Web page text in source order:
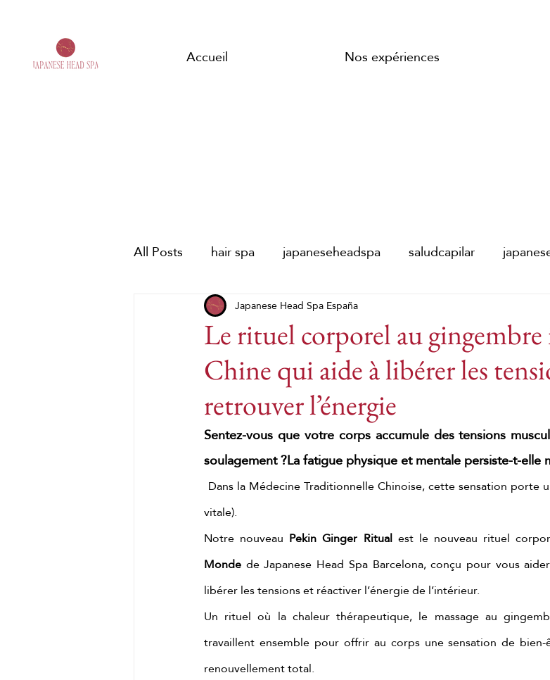
Accueil Nos expériences
All Posts hair spa japaneseheadspa saludcapilar
spa capilar japonés HEAD SPA PARIS
massage crânien japonais bien-être japonais Massages au
Massages du monde Massage corporel au gingembre
Massage chinois au gingembre Rituel au gingembre de Pékin
Massages du monde Kyoto matcha ritual Massage relaxant
Massage complet du corps Soin corporel au matcha
Massage matcha masaje de chocolate ritual de chocolate y
Le rituel corporel au gingembre
Chine qui aide à libérer les
retrouver l’énergie
Japanese Head Spa España
Sentez-vous que votre corps accumule des tensions
soulagement ?La fatigue physique et mentale persiste-t-elle
Dans la Médecine Traditionnelle Chinoise, cette sensation porte
vitale).
Notre nouveau Pekin Ginger Ritual est le nouveau rituel
Monde de Japanese Head Spa Barcelona, conçu pour vous
libérer les tensions et réactiver l’énergie de l’intérieur.
Un rituel où la chaleur thérapeutique, le massage au
travaillent ensemble pour offrir au corps une sensation de
renouvellement total.